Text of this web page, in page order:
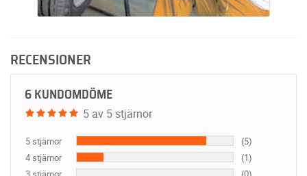
RECENSIONER
6 KUNDOMDÖME
5 av 5 stjärnor
5 stjärnor
(5)
4 stjärnor
(1)